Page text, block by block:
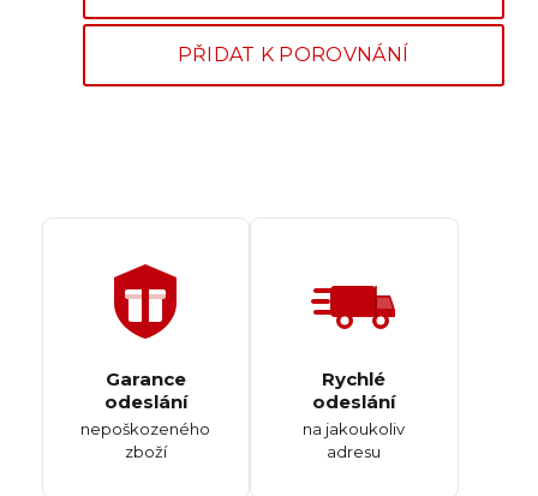
PŘIDAT K POROVNÁNÍ
Garance
odeslání
nepoškozeného
zboží
Rychlé
odeslání
na jakoukoliv
adresu